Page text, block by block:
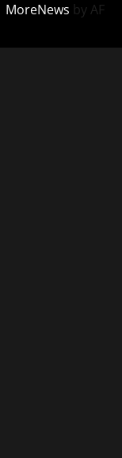
MoreNews by AF